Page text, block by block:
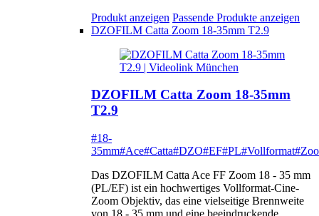
Produkt anzeigen Passende Produkte anzeigen
DZOFILM Catta Zoom 18-35mm T2.9
DZOFILM Catta Zoom 18-35mm
T2.9
#18-
35mm#Ace#Catta#DZO#EF#PL#Vollformat
Das DZOFILM Catta Ace FF Zoom 18 - 35 mm
(PL/EF) ist ein hochwertiges Vollformat-Cine-
Zoom Objektiv, das eine vielseitige Brennweite